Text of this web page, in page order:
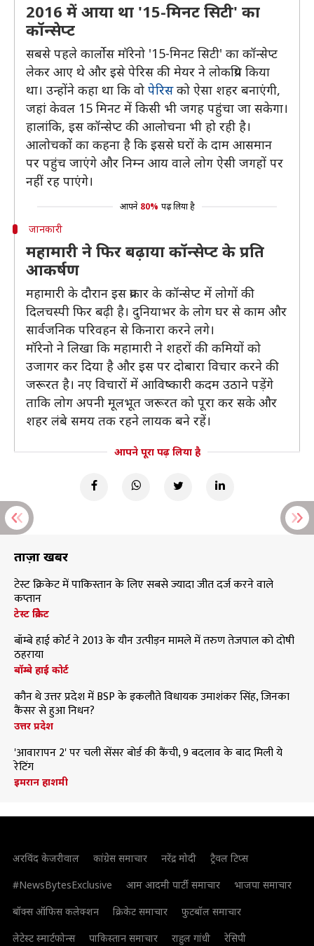
2016 में आया था '15-मिनट सिटी' का
कॉन्सेप्ट
सबसे पहले कार्लोस मॉरेनो '15-मिनट सिटी' का कॉन्सेप्ट
लेकर आए थे और इसे पेरिस की मेयर ने लोकप्रिय किया
था। उन्होंने कहा था कि वो पेरिसको ऐसा शहर बनाएंगी,
जहां केवल 15 मिनट में किसी भी जगह पहुंचा जा सकेगा।
हालांकि, इस कॉन्सेप्ट की आलोचना भी हो रही है।
आलोचकों का कहना है कि इससे घरों के दाम आसमान
पर पहुंच जाएंगे और निम्न आय वाले लोग ऐसी जगहों पर
नहीं रह पाएंगे।
आपने 80% पढ़ लिया है
जानकारी
महामारी ने फिर बढ़ाया कॉन्सेप्ट के प्रति
आकर्षण
महामारी के दौरान इस प्रकार के कॉन्सेप्ट में लोगों की
दिलचस्पी फिर बढ़ी है। दुनियाभर के लोग घर से काम और
सार्वजनिक परिवहन से किनारा करने लगे।
मॉरेनो ने लिखा कि महामारी ने शहरों की कमियों को
उजागर कर दिया है और इस पर दोबारा विचार करने की
जरूरत है। नए विचारों में आविष्कारी कदम उठाने पड़ेंगे
ताकि लोग अपनी मूलभूत जरूरत को पूरा कर सके और
शहर लंबे समय तक रहने लायक बने रहें।
आपने पूरा पढ़ लिया है
ताज़ा खबरें
टेस्ट क्रिकेट में पाकिस्तान के लिए सबसे ज्यादा जीत दर्ज करने वाले
कप्तान
टेस्ट क्रिकेट
बॉम्बे हाई कोर्ट ने 2013 के यौन उत्पीड़न मामले में तरुण तेजपाल को दोषी
ठहराया
बॉम्बे हाई कोर्ट
कौन थे उत्तर प्रदेश में BSP के इकलौते विधायक उमाशंकर सिंह, जिनका
कैंसर से हुआ निधन?
उत्तर प्रदेश
'आवारापन 2' पर चली सेंसर बोर्ड की कैंची, 9 बदलाव के बाद मिली ये
रेटिंग
इमरान हाशमी
अरविंद केजरीवाल कांग्रेस समाचार नरेंद्र मोदी
ट्रैवल टिप्स
#NewsBytesExclusive
आम आदमी पार्टी समाचार
भाजपा समाचार
बॉक्स ऑफिस कलेक्शन
क्रिकेट समाचार
फुटबॉल समाचार
लेटेस्ट स्मार्टफोन्स
पाकिस्तान समाचार राहुल गांधी रेसिपी